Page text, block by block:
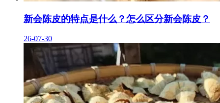
新会陈皮的特点是什么？怎么区分新会陈皮？
26-07-30